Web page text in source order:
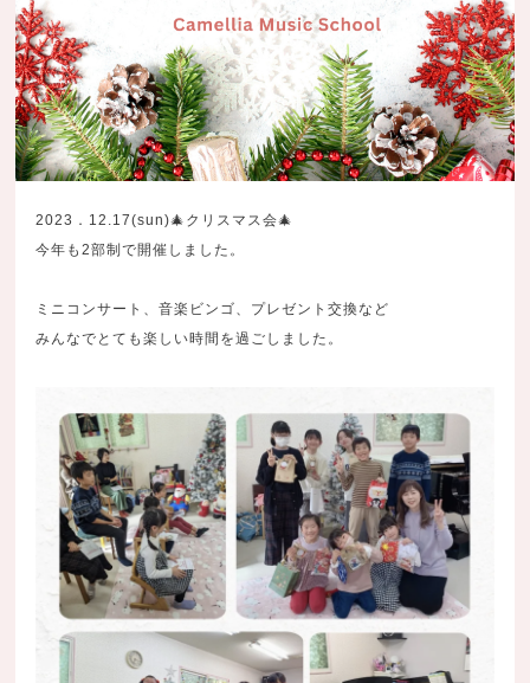
2023．12.17(sun)🎄クリスマス会🎄
今年も2部制で開催しました。
ミニコンサート、音楽ビンゴ、プレゼント交換など
みんなでとても楽しい時間を過ごしました。⁡⁡